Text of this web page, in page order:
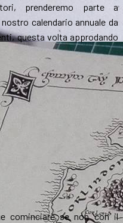
prenderemo parte a
calendario annuale da
questa volta approdando
cominciare se non con il